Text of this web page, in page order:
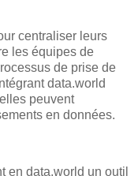
centraliser leurs
les équipes de
de prise de
data.world
peuvent
en données.
en data.world un outil